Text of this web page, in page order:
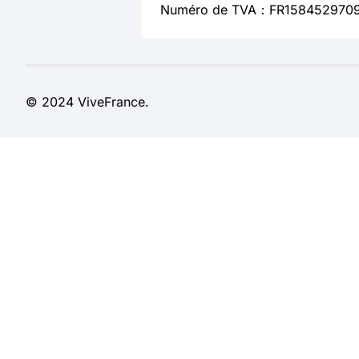
Numéro de TVA：
© 2024 ViveFrance.